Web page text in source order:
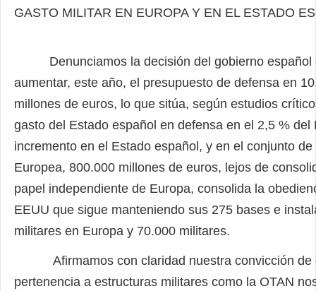
GASTO MILITAR EN EUROPA Y EN EL ESTADO
Denunciamos la decisión del gobierno español
aumentar, este año, el presupuesto de defensa en
millones de euros, lo que sitúa, según estudios
gasto del Estado español en defensa en el 2,5 % del
incremento en el Estado español, y en el conjunto de
Europea, 800.000 millones de euros, lejos de
papel independiente de Europa, consolida la
EEUU que sigue manteniendo sus 275 bases e
militares en Europa y 70.000 militares.
Afirmamos con claridad nuestra convicción de
pertenencia a estructuras militares como la OTAN